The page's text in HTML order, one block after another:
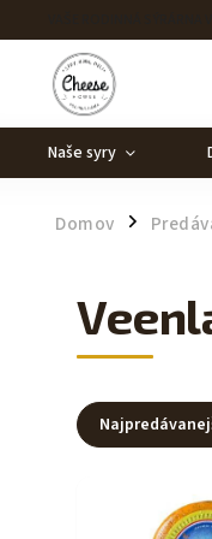
Naše syry
Domov /